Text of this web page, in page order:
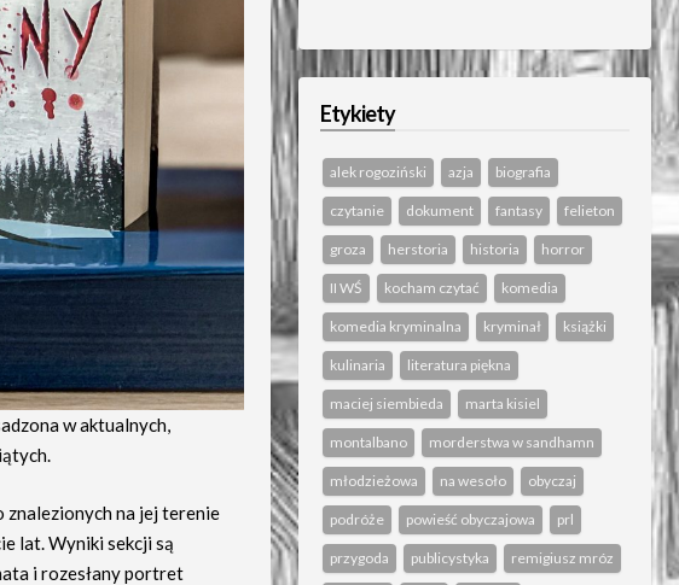
w aktualnych,
znalezionych na jej terenie
lat. Wyniki sekcji są
i rozesłany portret
Etykiety
alek rogoziński azja biografia
czytanie dokument fantasy felieton
groza herstoria historia horror
II WŚ kocham czytać komedia
komedia kryminalna kryminał książki
kulinaria literatura piękna
maciej siembieda marta kisiel
montalbano morderstwa w sandhamn
młodzieżowa na wesoło obyczaj
podróże powieść obyczajowa prl
przygoda publicystyka remigiusz mróz